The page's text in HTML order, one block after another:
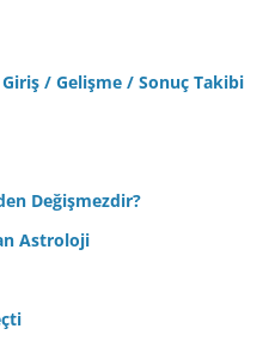
/ Gelişme / Sonuç Takibi
Değişmezdir?
Astroloji